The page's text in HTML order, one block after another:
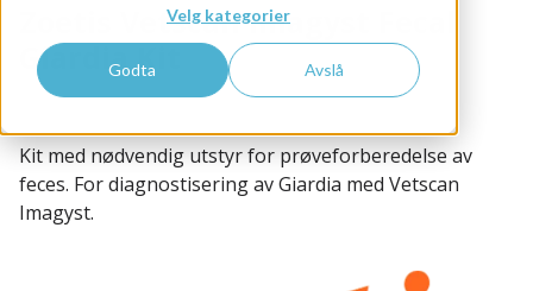
Velg kategorier
Godta Avslå
Zoetis Vetscan Imagyst Fecal
Giardia Kit
IMAGYST_198746 - Lagervare
Kit med nødvendig utstyr for prøveforberedelse av
feces. For diagnostisering av Giardia med Vetscan
Imagyst.